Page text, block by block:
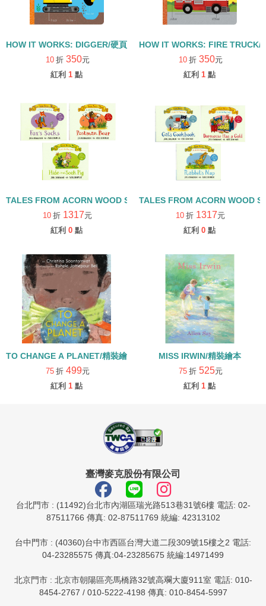
HOW IT WORKS: DIGGER/硬頁書
10 折 350元
紅利 1 點
HOW IT WORKS: FIRE TRUCK/
10 折 350元
紅利 1 點
TALES FROM ACORN WOOD STORY COLLECTION 觀察探索組/
10 折 1317元
紅利 0 點
TALES FROM ACORN WOOD
10 折 1317元
紅利 0 點
TO CHANGE A PLANET/精裝繪本
75 折 499元
紅利 1 點
MISS IRWIN/精裝繪本
75 折 525元
紅利 1 點
臺灣麥克股份有限公司
台北門市 : (11492)台北市內湖區瑞光路513巷31號6樓 電話: 02-
87511766 傳真: 02-87511769 統編: 42313102
台中門市 : (40360)台中市西區台灣大道二段309號15樓之2 電話:
04-23285575 傳真:04-23285675 統編:14971499
北京門市 : 北京市朝陽區亮馬橋路32號高斕大廈911室 電話: 010-
8454-2767 / 010-5222-4198 傳真: 010-8454-5997